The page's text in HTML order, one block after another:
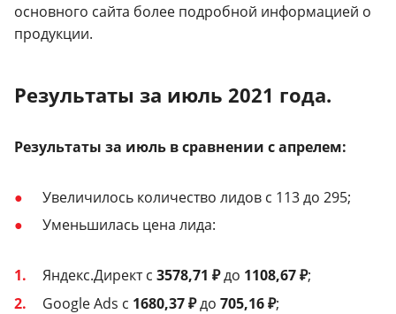
основного сайта более подробной информацией о
продукции.
Результаты за июль 2021 года.
Результаты за июль в сравнении с апрелем:
Увеличилось количество лидов с 113 до 295;
Уменьшилась цена лида:
Яндекс.Директ с 3578,71 ₽до 1108,67 ₽;
Google Ads с 1680,37 ₽до 705,16 ₽;